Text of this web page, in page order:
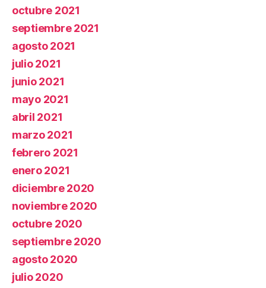
octubre 2021
septiembre 2021
agosto 2021
julio 2021
junio 2021
mayo 2021
abril 2021
marzo 2021
febrero 2021
enero 2021
diciembre 2020
noviembre 2020
octubre 2020
septiembre 2020
agosto 2020
julio 2020